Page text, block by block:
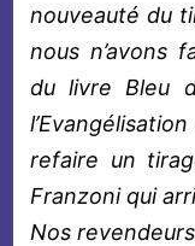
nouveauté du
nous n’avons
du livre Bleu
refaire un
Franzoni qui
Nos